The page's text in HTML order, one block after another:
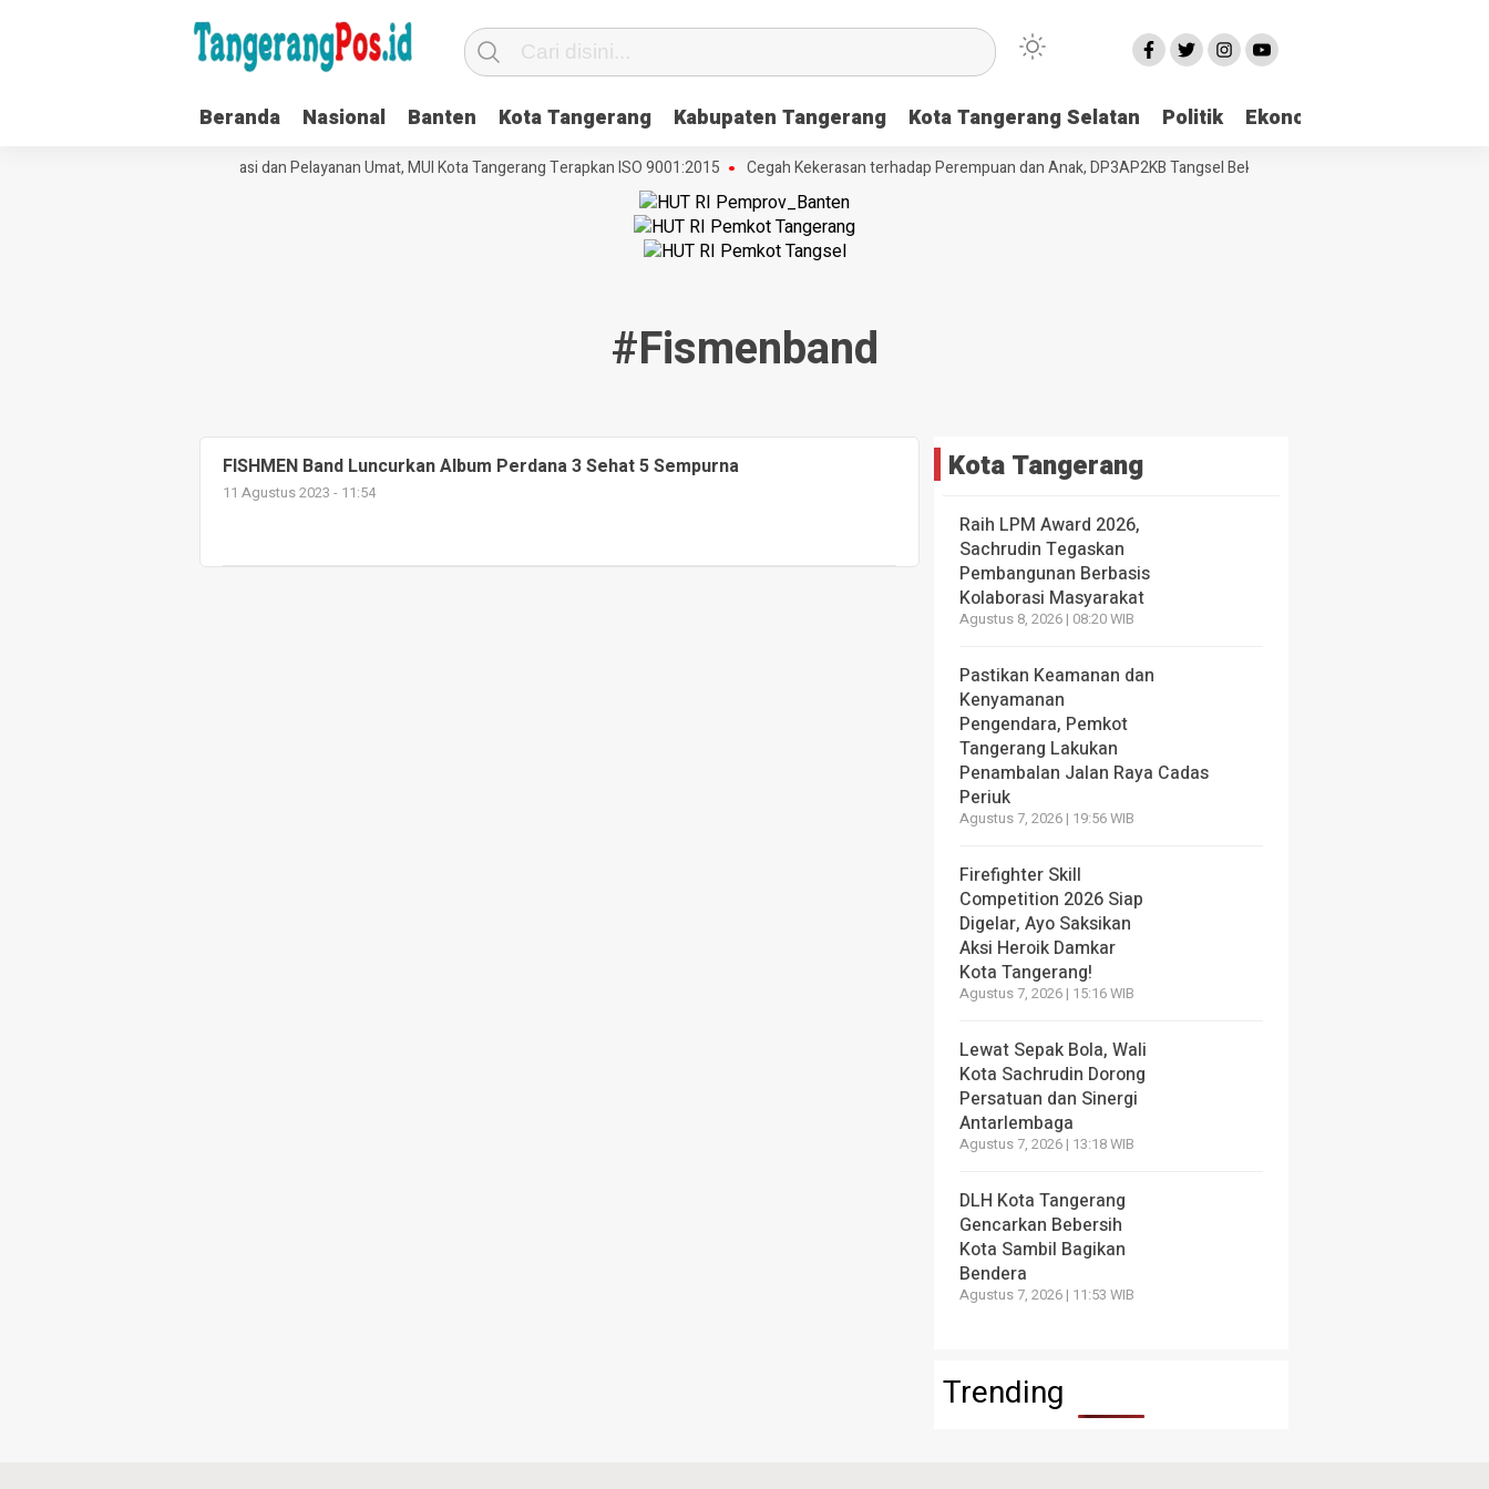
Beranda Nasional Banten Kota Tangerang Kabupaten Tangerang Kota Tangerang Selatan Politik Ekonomi
Perkuat Tata Kelola Organisasi dan Pelayanan Umat, MUI Kota Tangerang Terapkan ISO 9001:2015 Cegah Kekerasan terhadap Perempuan dan Anak, DP3AP2KB Tangsel Bekali Masyarakat Manajemen Stres
#fismenband
FISHMEN Band Luncurkan Album Perdana 3 Sehat 5 Sempurna
11 Agustus 2023 - 11:54
Kota Tangerang
Raih LPM Award 2026,
Sachrudin Tegaskan
Pembangunan Berbasis
Kolaborasi Masyarakat
Agustus 8, 2026 | 08:20 WIB
Pastikan Keamanan dan
Kenyamanan
Pengendara, Pemkot
Tangerang Lakukan
Penambalan Jalan Raya Cadas
Periuk
Agustus 7, 2026 | 19:56 WIB
Firefighter Skill
Competition 2026 Siap
Digelar, Ayo Saksikan
Aksi Heroik Damkar
Kota Tangerang!
Agustus 7, 2026 | 15:16 WIB
Lewat Sepak Bola, Wali
Kota Sachrudin Dorong
Persatuan dan Sinergi
Antarlembaga
Agustus 7, 2026 | 13:18 WIB
DLH Kota Tangerang
Gencarkan Bebersih
Kota Sambil Bagikan
Bendera
Agustus 7, 2026 | 11:53 WIB
Trending